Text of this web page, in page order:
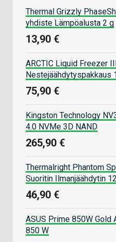
Thermal Grizzly
yhdiste Lämpöalusta 2 g
13,90 €
ARCTIC Liquid Freezer
Nestejäähdytyspakkaus
75,90 €
Kingston Technology
4.0 NVMe 3D NAND
265,90 €
Thermalright Phantom
Suoritin Ilmanjäähdytin
46,90 €
ASUS Prime 850W Gold
850 W